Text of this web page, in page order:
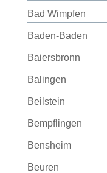
Bad Wimpfen
Baden-Baden
Baiersbronn
Balingen
Beilstein
Bempflingen
Bensheim
Beuren